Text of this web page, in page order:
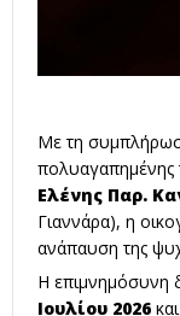
Με τη
πολυαγαπημένης
Ελένης Παρ.
Γιαννάρα), η
ανάπαυση της
Η επιμνημόσυνη
Ιουλίου 2026